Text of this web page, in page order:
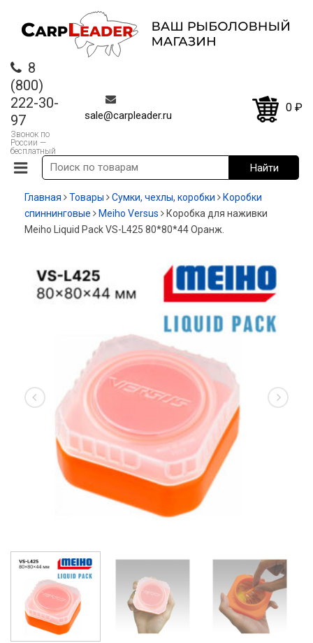
8
(800)
222-30-
97
Звонок по
России —
бесплатный
sale@carpleader.ru
0 ₽
Главная Товары Сумки, чехлы, коробки
Коробки
спиннинговые
Meiho Versus
Коробка для наживки
Meiho Liquid Pack VS-L425 80*80*44 Оранж.
-15%